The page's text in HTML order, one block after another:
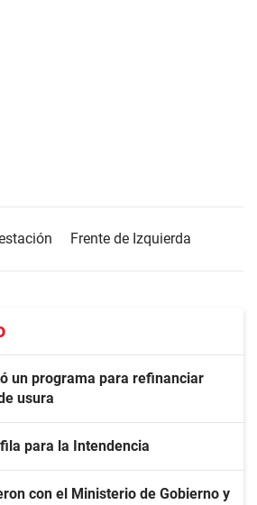
Frente de Izquierda
un programa para refinanciar
usura
para la Intendencia
con el Ministerio de Gobierno y